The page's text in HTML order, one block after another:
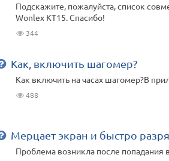
Подскажите, пожалуйста, список
Wonlex KT15. Спасибо!
344
Как, включить шагомер?
Как включить на часах шагомер?В
488
Мерцает экран и быстро
Проблема возникла после попадания